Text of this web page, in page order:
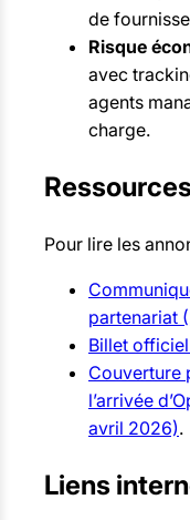
de
Risque
avec
agents
charge.
Pour lire les
partenariat
Billet
Couverture
l’arrivée
avril 2026).
Liens